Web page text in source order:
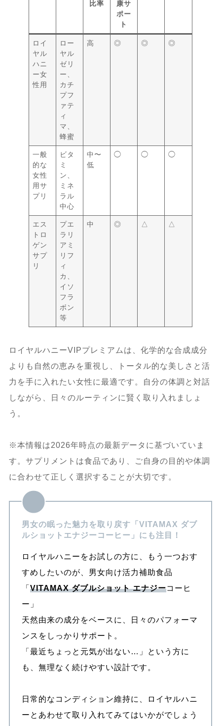
比率
康サ
ポー
ト
ロイ
ヤル
ハニ
ー女
性用
ロー
ヤル
ゼリ
ー、
カチ
プフ
ァテ
ィ
マ、
蜂蜜
高 ◎ ◎ ◎
一般
的な
女性
用サ
プリ
ビタ
ミ
ン、
ミネ
ラル
中心
中〜
低
◯ ◯ ◯
エス
トロ
ゲン
サプ
リ
プエ
ラリ
アミ
リフ
ィ
カ、
イソ
フラ
ボン
等
中 ◎ △ △
ロイヤルハニーVIPプレミアムは、化学的な合成成分
よりも自然の恵みを重視し、トータル的な美しさと活
力を手に入れたい女性に最適です。自分の体調と対話
しながら、日々のルーティンに賢く取り入れましょ
う。
※本情報は2026年時点の最新データに基づいていま
す。サプリメントは食品であり、ご自身の目的や体調
に合わせて正しく選択することが大切です。
男女の眠った魅力を取り戻す「VITAMAX ダブ
ルショットエナジーコーヒー」にも注目！
ロイヤルハニーをお試しの方に、もう一つおす
すめしたいのが、男女向け活力補助食品
「 VITAMAX ダブルショット エナジーコーヒ
ー」
天然由来の成分をベースに、日々のパフォーマ
ンスをしっかりサポート。
「最近ちょっと元気が出ない…」という方に
も、無理なく続けやすい設計です。
日常的なコンディション維持に、ロイヤルハニ
ーとあわせて取り入れてみてはいかがでしょう